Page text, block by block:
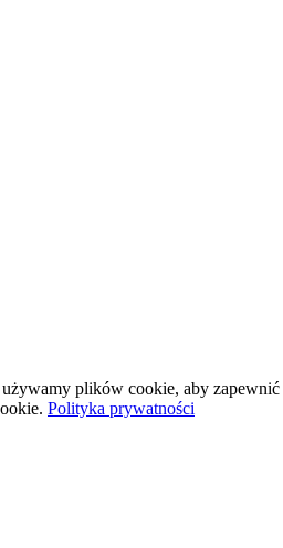
plików cookie, aby
Polityka prywatności